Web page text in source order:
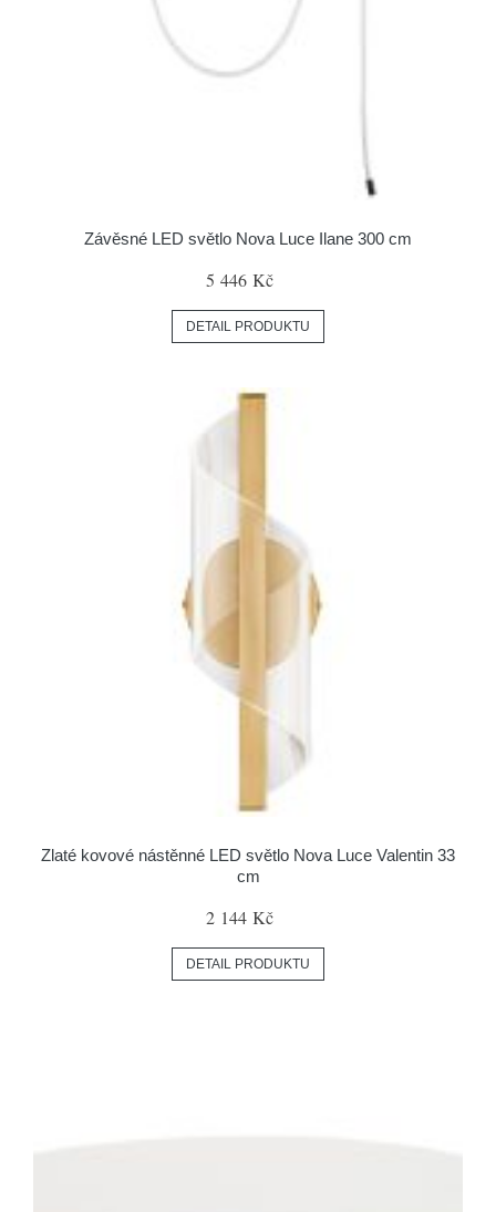
Závěsné LED světlo Nova Luce Ilane 300 cm
5 446 Kč
DETAIL PRODUKTU
Zlaté kovové nástěnné LED světlo Nova Luce Valentin 33
cm
2 144 Kč
DETAIL PRODUKTU